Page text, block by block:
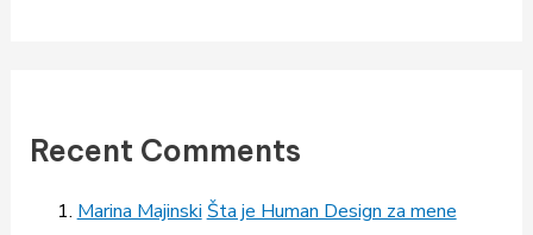
Recent Comments
Marina Majinski Šta je Human Design za mene